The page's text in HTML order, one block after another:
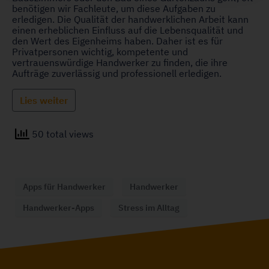
benötigen wir Fachleute, um diese Aufgaben zu
erledigen. Die Qualität der handwerklichen Arbeit kann
einen erheblichen Einfluss auf die Lebensqualität und
den Wert des Eigenheims haben. Daher ist es für
Privatpersonen wichtig, kompetente und
vertrauenswürdige Handwerker zu finden, die ihre
Aufträge zuverlässig und professionell erledigen.
Lies weiter
50 total views
Apps für Handwerker Handwerker
Handwerker-Apps Stress im Alltag